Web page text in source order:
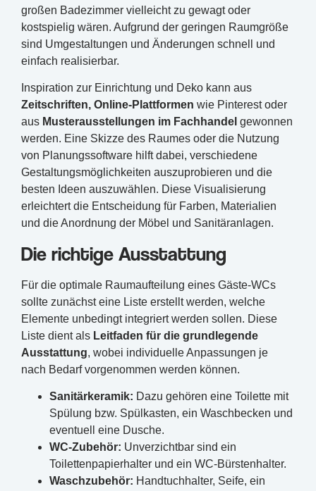
großen Badezimmer vielleicht zu gewagt oder
kostspielig wären. Aufgrund der geringen Raumgröße
sind Umgestaltungen und Änderungen schnell und
einfach realisierbar.
Inspiration zur Einrichtung und Deko kann aus
Zeitschriften, Online-Plattformen wie Pinterest oder
aus Musterausstellungen im Fachhandel gewonnen
werden. Eine Skizze des Raumes oder die Nutzung
von Planungssoftware hilft dabei, verschiedene
Gestaltungsmöglichkeiten auszuprobieren und die
besten Ideen auszuwählen. Diese Visualisierung
erleichtert die Entscheidung für Farben, Materialien
und die Anordnung der Möbel und Sanitäranlagen.
Die richtige Ausstattung
Für die optimale Raumaufteilung eines Gäste-WCs
sollte zunächst eine Liste erstellt werden, welche
Elemente unbedingt integriert werden sollen. Diese
Liste dient als Leitfaden für die grundlegende
Ausstattung, wobei individuelle Anpassungen je
nach Bedarf vorgenommen werden können.
Sanitärkeramik: Dazu gehören eine Toilette mit
Spülung bzw. Spülkasten, ein Waschbecken und
eventuell eine Dusche.
WC-Zubehör: Unverzichtbar sind ein
Toilettenpapierhalter und ein WC-Bürstenhalter.
Waschzubehör: Handtuchhalter, Seife, ein